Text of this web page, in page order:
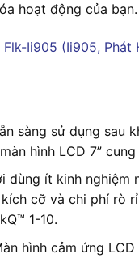
hoạt động của bạn.
sàng sử dụng sau
hình LCD 7”
dùng ít kinh
cỡ và chi phí rò
1-10.
hình cảm ứng